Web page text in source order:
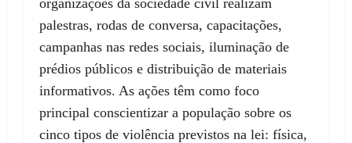
palestras, rodas de conversa, capacitações,
campanhas nas redes sociais, iluminação de
prédios públicos e distribuição de materiais
informativos. As ações têm como foco
principal conscientizar a população sobre os
cinco tipos de violência previstos na lei: física,